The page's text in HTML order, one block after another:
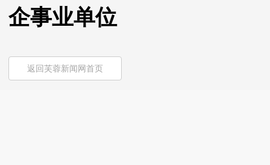
企事业单位
返回芙蓉新闻网首页